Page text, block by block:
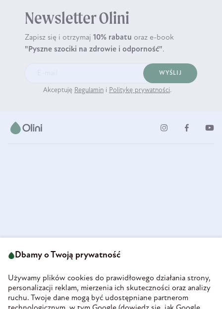
Newsletter Olini
Zapisz się i otrzymaj 10% rabatu oraz e-book
"Pyszne szociki na zdrowie i odporność".
WYŚLIJ
Akceptuję Regulamin i Politykę prywatności.
58-160 Świebodzice
REGON 890213034
INFORMACJE
Dbamy o Twoją prywatność
Używamy plików cookies do prawidłowego działania strony,
personalizacji reklam, mierzenia ich skuteczności oraz analizy
ruchu. Twoje dane mogą być udostępniane partnerom